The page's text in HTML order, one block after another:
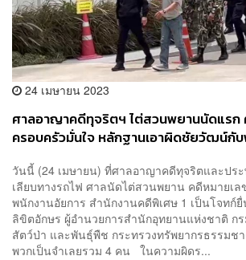
24 เมษายน 2023
ศาลอาญาคดีทุจริตฯ ไต่สวนพยานนัดแรก
ครอบครัวมั่นใจ หลักฐานเอาผิดชัยวัฒน์กั
วันนี้ (24 เมษายน) ที่ศาลอาญาคดีทุจริตและปร
เลียบทางรถไฟ ศาลนัดไต่สวนพยาน คดีหมายเล
พนักงานอัยการ สำนักงานคดีพิเศษ 1 เป็นโจท
ลิขิตอักษร ผู้อำนวยการสำนักอุทยานแห่งชาติ ก
สัตว์ป่า และพันธุ์พืช กระทรวงทรัพยากรธรรมช
พวกเป็นจำเลยรวม 4 คน ในความผิดร...